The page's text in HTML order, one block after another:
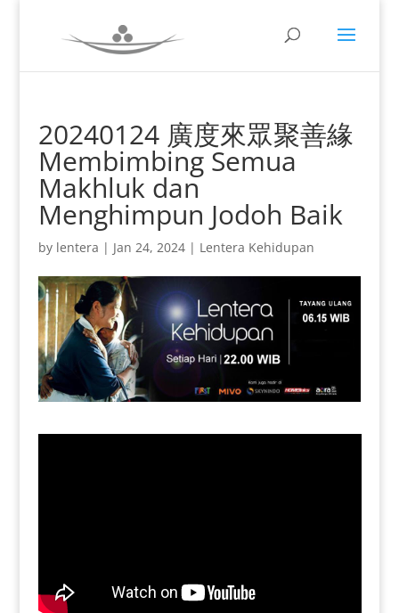
20240124 廣度來眾聚善緣
Membimbing Semua
Makhluk dan
Menghimpun Jodoh Baik
by lentera | Jan 24, 2024| Lentera Kehidupan